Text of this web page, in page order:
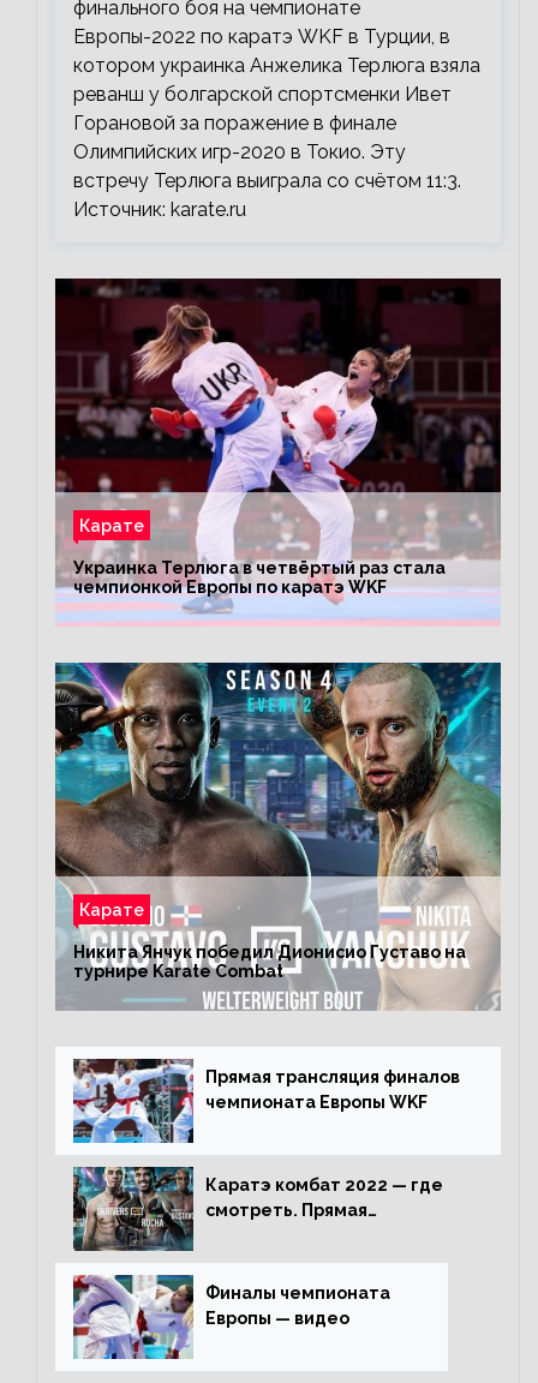
финального боя на чемпионате
Европы-2022 по каратэ WKF в Турции, в
котором украинка Анжелика Терлюга взяла
реванш у болгарской спортсменки Ивет
Горановой за поражение в финале
Олимпийских игр-2020 в Токио. Эту
встречу Терлюга выиграла со счётом 11:3.
Источник: karate.ru
Карате
Украинка Терлюга в четвёртый раз стала
чемпионкой Европы по каратэ WKF
Карате
Никита Янчук победил Дионисио Густаво на
турнире Karate Combat
Прямая трансляция финалов
чемпионата Европы WKF
Каратэ комбат 2022 — где
смотреть. Прямая
Финалы чемпионата
Европы — видео